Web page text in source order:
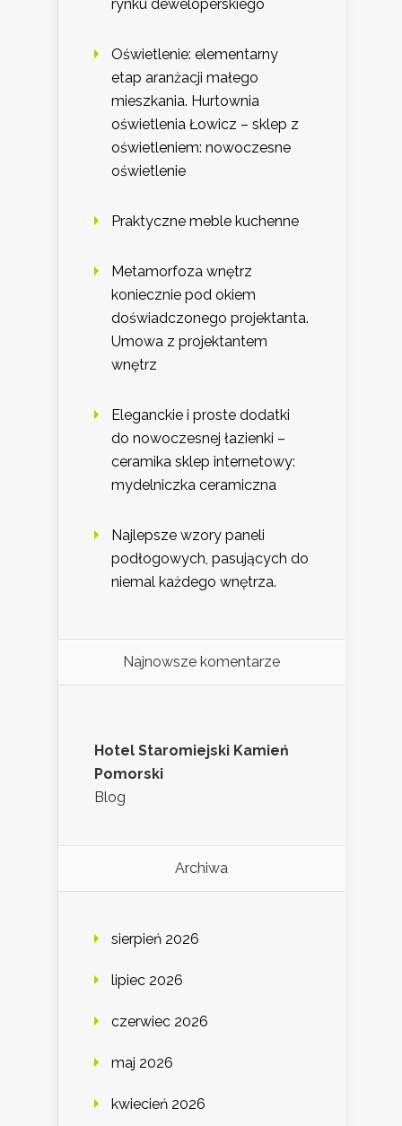
rynku deweloperskiego
Oświetlenie: elementarny
etap aranżacji małego
mieszkania. Hurtownia
oświetlenia Łowicz – sklep z
oświetleniem: nowoczesne
oświetlenie
Praktyczne meble kuchenne
Metamorfoza wnętrz
koniecznie pod okiem
doświadczonego projektanta.
Umowa z projektantem
wnętrz
Eleganckie i proste dodatki
do nowoczesnej łazienki –
ceramika sklep internetowy:
mydelniczka ceramiczna
Najlepsze wzory paneli
podłogowych, pasujących do
niemal każdego wnętrza.
Najnowsze komentarze
Hotel Staromiejski Kamień
Pomorski
Blog
Archiwa
sierpień 2026
lipiec 2026
czerwiec 2026
maj 2026
kwiecień 2026